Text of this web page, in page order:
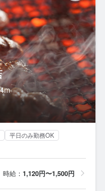
平日のみ勤務OK
時給： 1,120円〜1,500円